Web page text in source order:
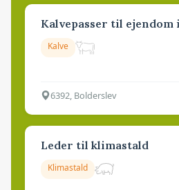
Kalvepasser til ejendom
Kalve
6392, Bolderslev
Leder til klimastald
Klimastald